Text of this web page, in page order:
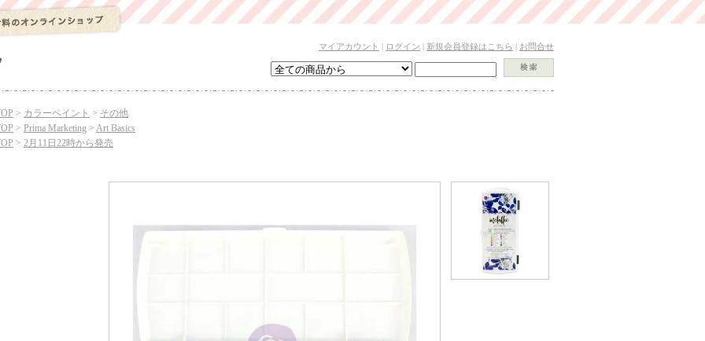
マイアカウント | ログイン | 新規会員登録はこちら | お問合せ
> カラーペイント > その他
> Prima Marketing > Art Basics
> 2月11日22時から発売